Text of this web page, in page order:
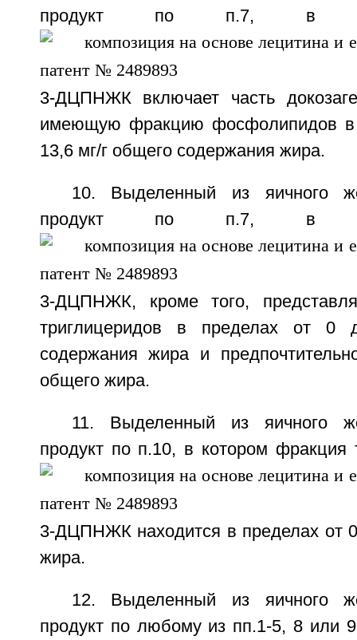
продукт по п.7, в
3-ДЦПНЖК включает часть
имеющую фракцию фосфолипидов в
13,6 мг/г общего содержания жира.
10. Выделенный из яичного
продукт по п.7, в
3-ДЦПНЖК, кроме того,
триглицеридов в пределах от 0
содержания жира и
общего жира.
11. Выделенный из яичного
продукт по п.10, в котором фракция
3-ДЦПНЖК находится в пределах от
жира.
12. Выделенный из яичного
продукт по любому из пп.1-5, 8 или